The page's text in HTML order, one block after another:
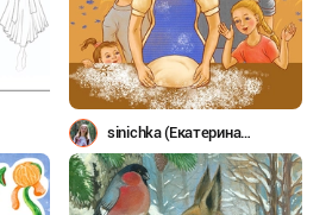
sinichka (Екатерина
Королёва)